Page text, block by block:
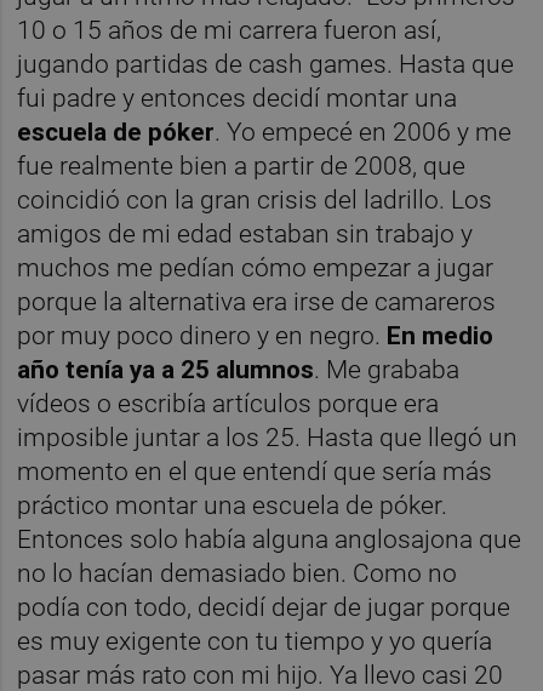
10 o 15 años de mi carrera fueron así,
jugando partidas de cash games. Hasta que
fui padre y entonces decidí montar una
escuela de póker. Yo empecé en 2006 y me
fue realmente bien a partir de 2008, que
coincidió con la gran crisis del ladrillo. Los
amigos de mi edad estaban sin trabajo y
muchos me pedían cómo empezar a jugar
porque la alternativa era irse de camareros
por muy poco dinero y en negro. En medio
año tenía ya a 25 alumnos. Me grababa
vídeos o escribía artículos porque era
imposible juntar a los 25. Hasta que llegó un
momento en el que entendí que sería más
práctico montar una escuela de póker.
Entonces solo había alguna anglosajona que
no lo hacían demasiado bien. Como no
podía con todo, decidí dejar de jugar porque
es muy exigente con tu tiempo y yo quería
pasar más rato con mi hijo. Ya llevo casi 20